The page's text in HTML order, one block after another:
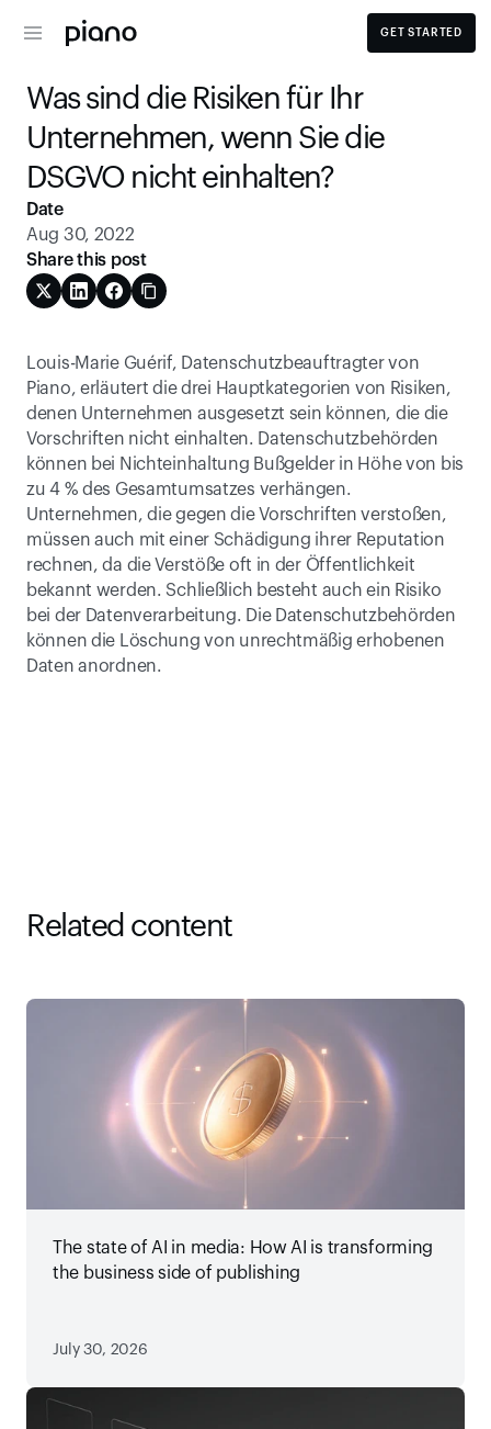
GET STARTED
Was sind die Risiken für Ihr
Unternehmen, wenn Sie die
DSGVO nicht einhalten?
Louis-Marie Guérif, Datenschutzbeauftragter von
Piano, erläutert die drei Hauptkategorien von Risiken,
denen Unternehmen ausgesetzt sein können, die die
Vorschriften nicht einhalten. Datenschutzbehörden
können bei Nichteinhaltung Bußgelder in Höhe von bis
zu 4 % des Gesamtumsatzes verhängen.
Unternehmen, die gegen die Vorschriften verstoßen,
müssen auch mit einer Schädigung ihrer Reputation
rechnen, da die Verstöße oft in der Öffentlichkeit
bekannt werden. Schließlich besteht auch ein Risiko
bei der Datenverarbeitung. Die Datenschutzbehörden
können die Löschung von unrechtmäßig erhobenen
Daten anordnen.
Date
Aug 30, 2022
Share this post
Related content
The state of AI in media: How AI is transforming
the business side of publishing
July 30, 2026